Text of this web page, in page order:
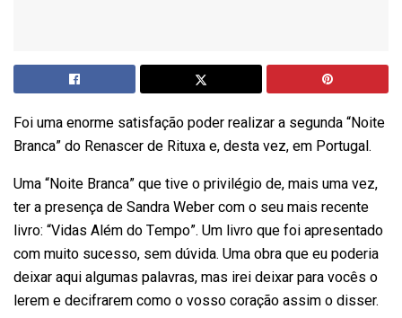
Foi uma enorme satisfação poder realizar a segunda “Noite
Branca” do Renascer de Rituxa e, desta vez, em Portugal.
Uma “Noite Branca” que tive o privilégio de, mais uma vez,
ter a presença de Sandra Weber com o seu mais recente
livro: “Vidas Além do Tempo”. Um livro que foi apresentado
com muito sucesso, sem dúvida. Uma obra que eu poderia
deixar aqui algumas palavras, mas irei deixar para vocês o
lerem e decifrarem como o vosso coração assim o disser.